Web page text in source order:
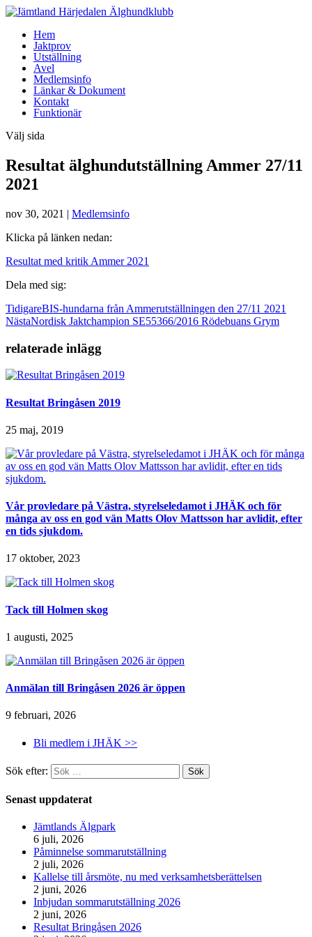
Hem
Jaktprov
Utställning
Avel
Medlemsinfo
Länkar & Dokument
Kontakt
Funktionär
Välj sida
Resultat älghundutställning Ammer 27/11
2021
nov 30, 2021 | Medlemsinfo
Klicka på länken nedan:
Resultat med kritik Ammer 2021
Dela med sig:
TidigareBIS-hundarna från Ammerutställningen den 27/11 2021
NästaNordisk Jaktchampion SE55366/2016 Rödebuans Grym
relaterade inlägg
Resultat Bringåsen 2019
25 maj, 2019
Vår provledare på Västra, styrelseledamot i JHÄK och för
många av oss en god vän Matts Olov Mattsson har avlidit, efter
en tids sjukdom.
17 oktober, 2023
Tack till Holmen skog
1 augusti, 2025
Anmälan till Bringåsen 2026 är öppen
9 februari, 2026
Bli medlem i JHÄK >>
Sök efter:
Senast uppdaterat
Jämtlands Älgpark
6 juli, 2026
Påminnelse sommarutställning
2 juli, 2026
Kallelse till årsmöte, nu med verksamhetsberättelsen
2 juni, 2026
Inbjudan sommarutställning 2026
2 juni, 2026
Resultat Bringåsen 2026